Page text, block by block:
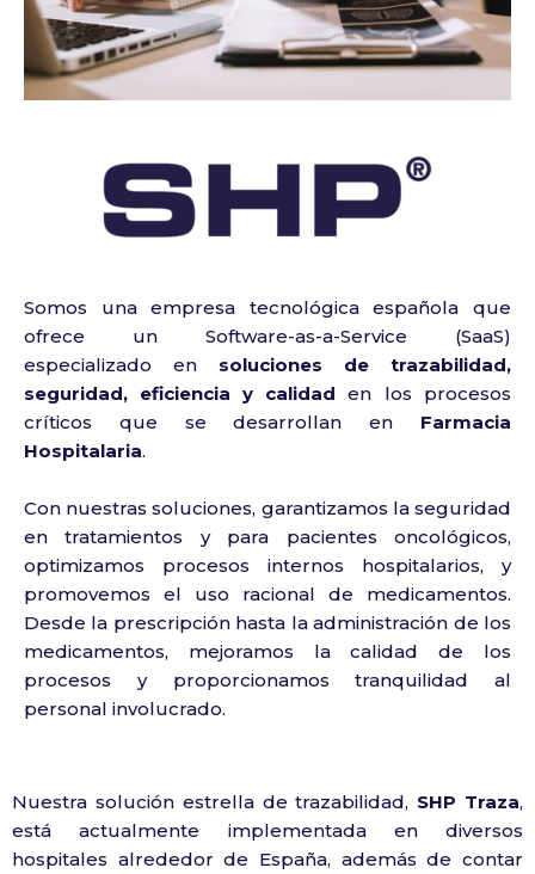
Somos una empresa tecnológica española que
ofrece un Software-as-a-Service (SaaS)
especializado en soluciones de trazabilidad,
seguridad, eficiencia y calidad en los procesos
críticos que se desarrollan en Farmacia
Hospitalaria.
Con nuestras soluciones, garantizamos la seguridad
en tratamientos y para pacientes oncológicos,
optimizamos procesos internos hospitalarios, y
promovemos el uso racional de medicamentos.
Desde la prescripción hasta la administración de los
medicamentos, mejoramos la calidad de los
procesos y proporcionamos tranquilidad al
personal involucrado.
Nuestra solución estrella de trazabilidad, SHP Traza,
está actualmente implementada en diversos
hospitales alrededor de España, además de contar